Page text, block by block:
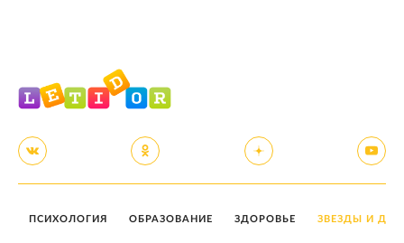
ПСИХОЛОГИЯ ОБРАЗОВАНИЕ ЗДОРОВЬЕ ЗВЕЗДЫ И